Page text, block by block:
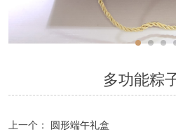
多功能粽
上一个： 圆形端午礼盒